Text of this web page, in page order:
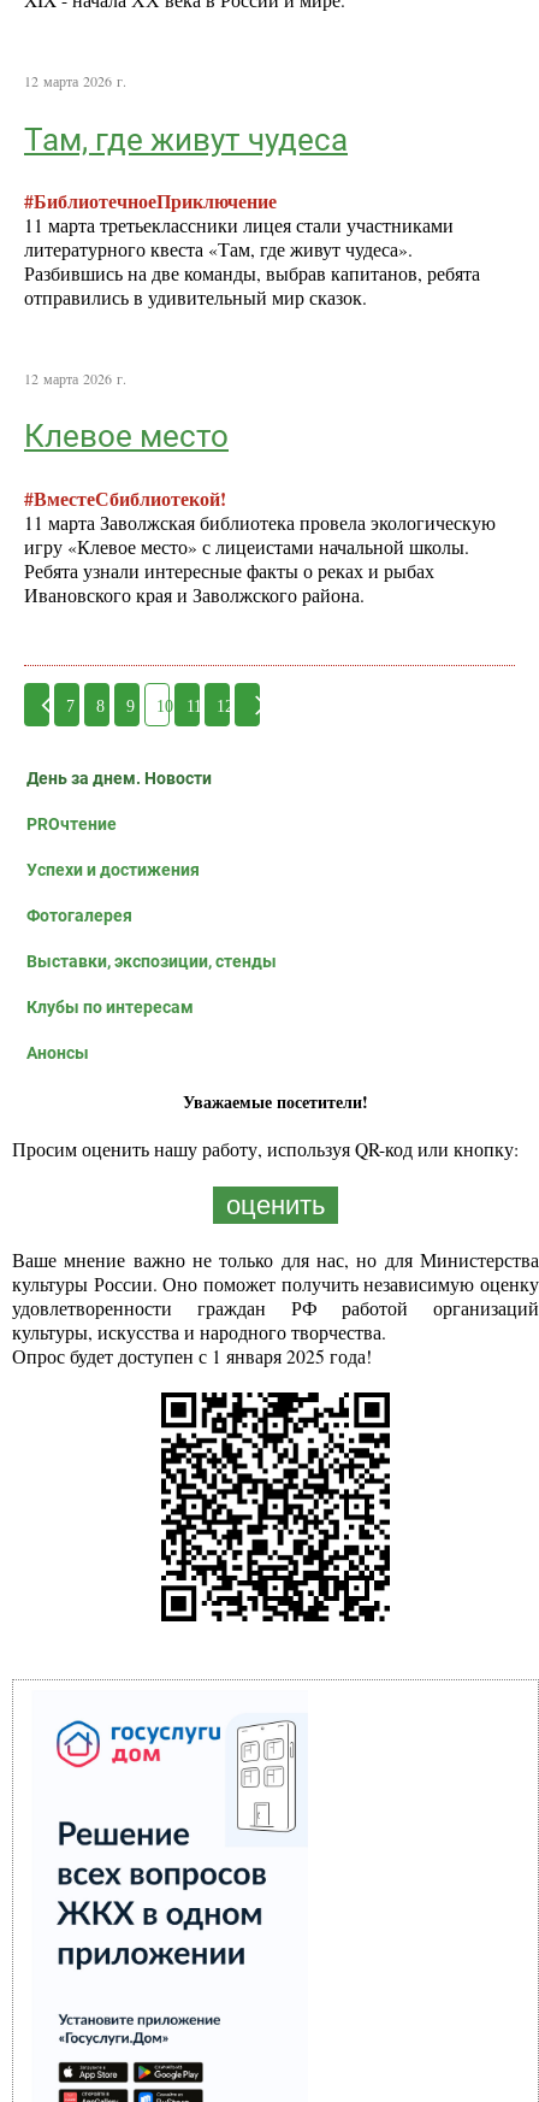
12 марта 2026 г.
Там, где живут чудеса
#БиблиотечноеПриключение
11 марта третьеклассники лицея стали участниками
литературного квеста «Там, где живут чудеса».
Разбившись на две команды, выбрав капитанов, ребята
отправились в удивительный мир сказок.
12 марта 2026 г.
Клевое место
#ВместеСбиблиотекой!
11 марта Заволжская библиотека провела экологическую
игру «Клевое место» с лицеистами начальной школы.
Ребята узнали интересные факты о реках и рыбах
Ивановского края и Заволжского района.
7 8 9 10 11 12
День за днем. Новости
PROчтение
Успехи и достижения
Фотогалерея
Выставки, экспозиции, стенды
Клубы по интересам
Анонсы
Уважаемые посетители!
Просим оценить нашу работу, используя QR-код или кнопку:
оценить
Ваше мнение важно не только для нас, но для Министерства
культуры России. Оно поможет получить независимую оценку
удовлетворенности граждан РФ работой организаций
культуры, искусства и народного творчества.
Опрос будет доступен с 1 января 2025 года!